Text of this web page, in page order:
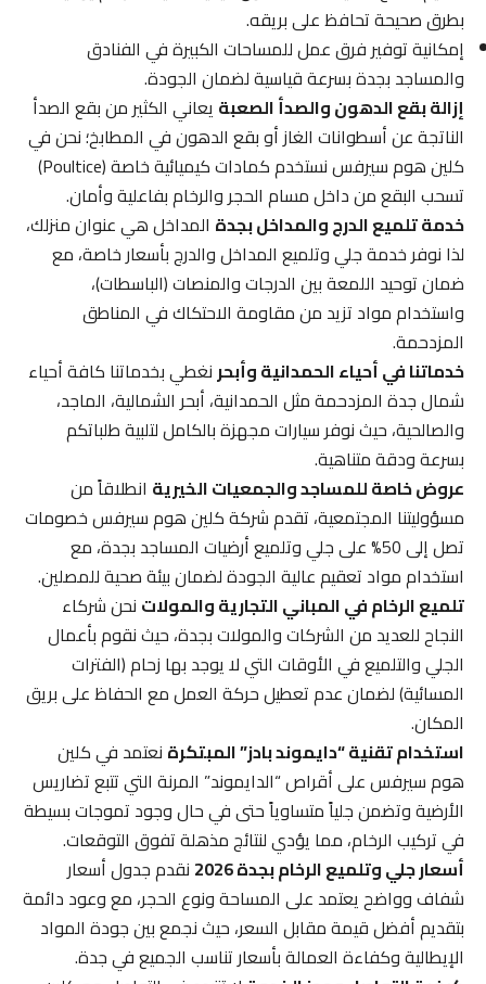
بطرق صحيحة تحافظ على بريقه.
إمكانية توفير فرق عمل للمساحات الكبيرة في الفنادق
والمساجد بجدة بسرعة قياسية لضمان الجودة.
إزالة بقع الدهون والصدأ الصعبةيعاني الكثير من بقع الصدأ
الناتجة عن أسطوانات الغاز أو بقع الدهون في المطابخ؛ نحن في
كلين هوم سيرفس نستخدم كمادات كيميائية خاصة (Poultice)
تسحب البقع من داخل مسام الحجر والرخام بفاعلية وأمان.
خدمة تلميع الدرج والمداخل بجدةالمداخل هي عنوان منزلك،
لذا نوفر خدمة جلي وتلميع المداخل والدرج بأسعار خاصة، مع
ضمان توحيد اللمعة بين الدرجات والمنصات (الباسطات)،
واستخدام مواد تزيد من مقاومة الاحتكاك في المناطق
المزدحمة.
خدماتنا في أحياء الحمدانية وأبحرنغطي بخدماتنا كافة أحياء
شمال جدة المزدحمة مثل الحمدانية، أبحر الشمالية، الماجد،
والصالحية، حيث نوفر سيارات مجهزة بالكامل لتلبية طلباتكم
بسرعة ودقة متناهية.
عروض خاصة للمساجد والجمعيات الخيريةانطلاقاً من
مسؤوليتنا المجتمعية، تقدم شركة كلين هوم سيرفس خصومات
تصل إلى 50% على جلي وتلميع أرضيات المساجد بجدة، مع
استخدام مواد تعقيم عالية الجودة لضمان بيئة صحية للمصلين.
تلميع الرخام في المباني التجارية والمولاتنحن شركاء
النجاح للعديد من الشركات والمولات بجدة، حيث نقوم بأعمال
الجلي والتلميع في الأوقات التي لا يوجد بها زحام (الفترات
المسائية) لضمان عدم تعطيل حركة العمل مع الحفاظ على بريق
المكان.
استخدام تقنية “دايموند بادز” المبتكرةنعتمد في كلين
هوم سيرفس على أقراص “الدايموند” المرنة التي تتبع تضاريس
الأرضية وتضمن جلياً متساوياً حتى في حال وجود تموجات بسيطة
في تركيب الرخام، مما يؤدي لنتائج مذهلة تفوق التوقعات.
أسعار جلي وتلميع الرخام بجدة 2026
نقدم جدول أسعار
شفاف وواضح يعتمد على المساحة ونوع الحجر، مع وعود دائمة
بتقديم أفضل قيمة مقابل السعر، حيث نجمع بين جودة المواد
الإيطالية وكفاءة العمالة بأسعار تناسب الجميع في جدة.